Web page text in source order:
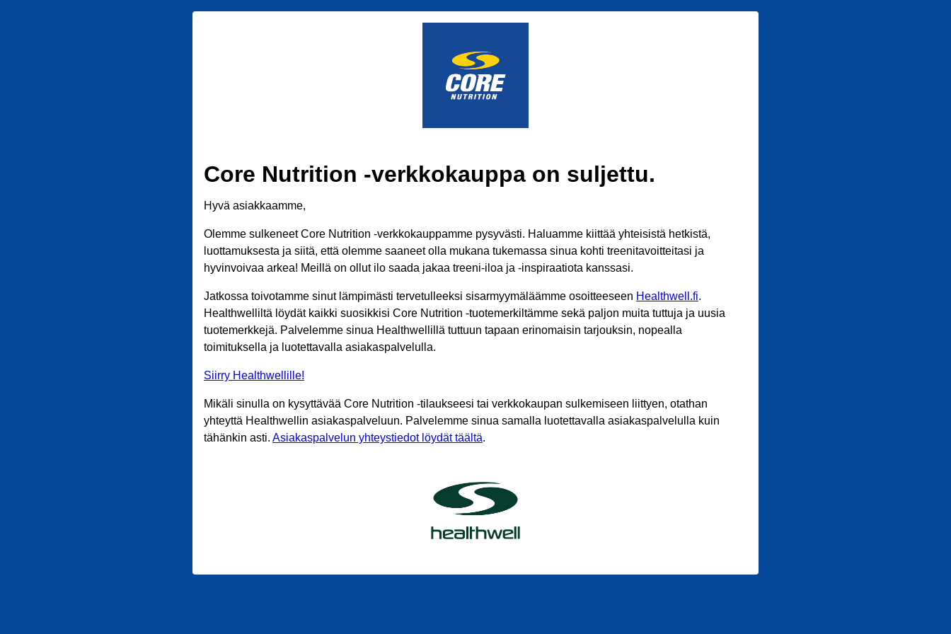
Core Nutrition -verkkokauppa on suljettu.
Hyvä asiakkaamme,
Olemme sulkeneet Core Nutrition -verkkokauppamme pysyvästi. Haluamme kiittää yhteisistä hetkistä,
luottamuksesta ja siitä, että olemme saaneet olla mukana tukemassa sinua kohti treenitavoitteitasi ja
hyvinvoivaa arkea! Meillä on ollut ilo saada jakaa treeni-iloa ja -inspiraatiota kanssasi.
Jatkossa toivotamme sinut lämpimästi tervetulleeksi sisarmyymäläämme osoitteeseen Healthwell.fi.
Healthwelliltä löydät kaikki suosikkisi Core Nutrition -tuotemerkiltämme sekä paljon muita tuttuja ja uusia
tuotemerkkejä. Palvelemme sinua Healthwellillä tuttuun tapaan erinomaisin tarjouksin, nopealla
toimituksella ja luotettavalla asiakaspalvelulla.
Siirry Healthwellille!
Mikäli sinulla on kysyttävää Core Nutrition -tilaukseesi tai verkkokaupan sulkemiseen liittyen, otathan
yhteyttä Healthwellin asiakaspalveluun. Palvelemme sinua samalla luotettavalla asiakaspalvelulla kuin
tähänkin asti. Asiakaspalvelun yhteystiedot löydät täältä.